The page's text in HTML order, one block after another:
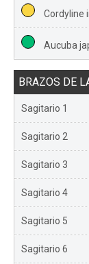
Cordyline
Aucuba
BRAZOS DE
Sagitario 1
Sagitario 2
Sagitario 3
Sagitario 4
Sagitario 5
Sagitario 6